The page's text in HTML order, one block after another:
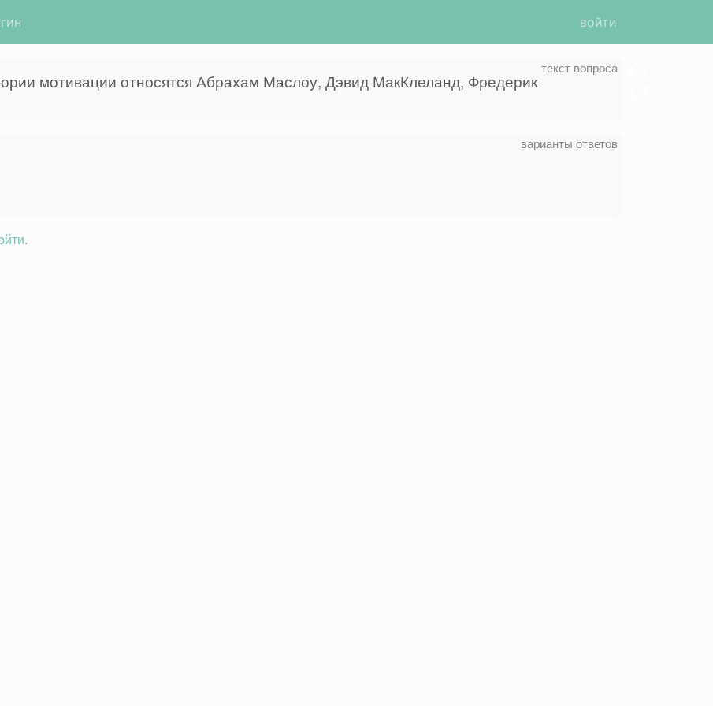
войти
мотивации относятся Абрахам Маслоу, Дэвид МакКлеланд, Фредерик
.